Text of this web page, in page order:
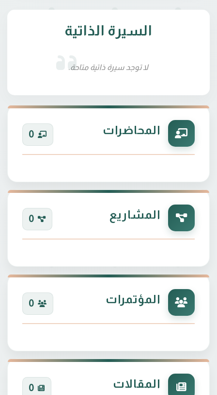
السيرة الذاتية
لا توجد سيرة ذاتية متاحة.
المحاضرات 0
المشاريع 0
المؤتمرات 0
المقالات 0